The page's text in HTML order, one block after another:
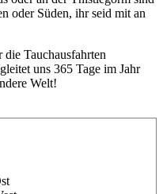
oder Süden, ihr seid mit an
die Tauchausfahrten
uns 365 Tage im Jahr
Welt!